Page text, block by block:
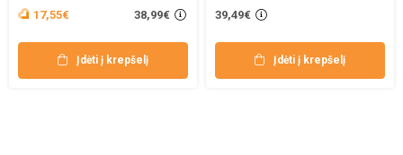
17,55€
38,99€
Įdėti į krepšelį
39,49€
Įdėti į krepšelį